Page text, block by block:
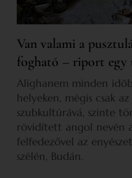
Van valami a
fogható – riport egy
Alighanem minden
helyeken, mégis csak
szubkultúrává, szinte
rövidített angol nevén
felfedezővel az
szélén, Budán.